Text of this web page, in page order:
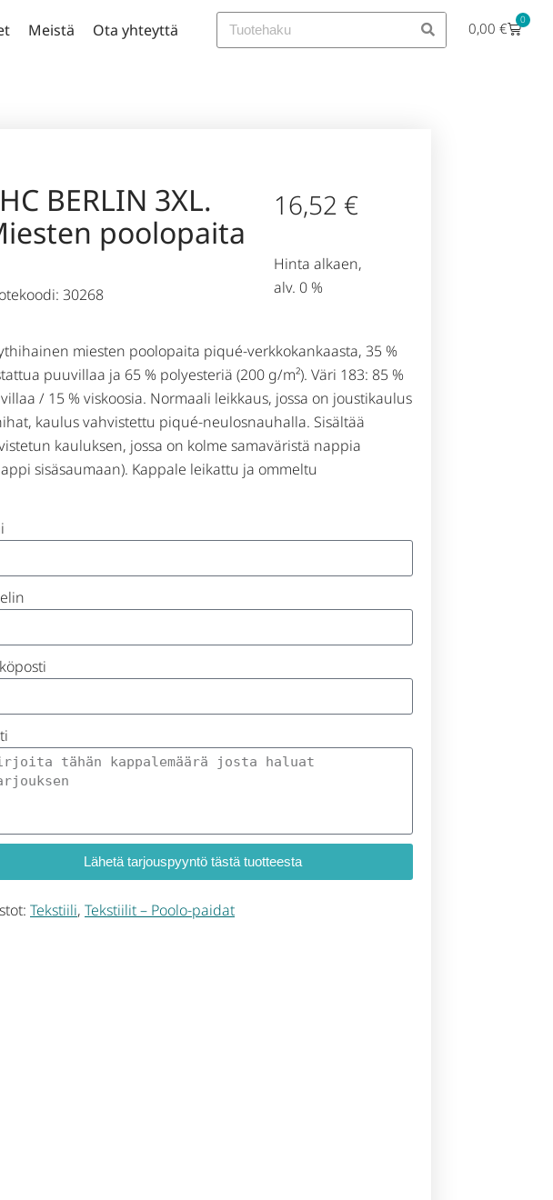
Meistä Ota yhteyttä 0,00€ 0
BERLIN 3XL.
poolopaita
30268
16,52 €
Hinta alkaen,
alv. 0 %
miesten poolopaita piqué-verkkokankaasta, 35 %
puuvillaa ja 65 % polyesteriä (200 g/m²). Väri 183: 85 %
/ 15 % viskoosia. Normaali leikkaus, jossa on joustikaulus
kaulus vahvistettu piqué-neulosnauhalla. Sisältää
kauluksen, jossa on kolme samaväristä nappia
sisäsaumaan). Kappale leikattu ja ommeltu
Lähetä tarjouspyyntö tästä tuotteesta
Tekstiili, Tekstiilit – Poolo-paidat